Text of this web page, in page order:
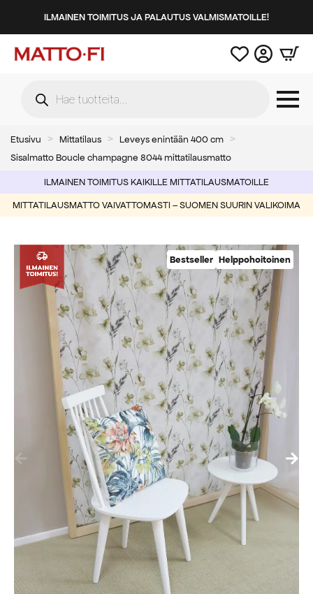
ILMAINEN TOIMITUS JA PALAUTUS VALMISMATOILLE!
search
Etusivu Mittatilaus
Leveys enintään 400 cm
Sisalmatto Boucle champagne 8044 mittatilausmatto
ILMAINEN TOIMITUS KAIKILLE MITTATILAUSMATOILLE
MITTATILAUSMATTO VAIVATTOMASTI – SUOMEN SUURIN VALIKOIMA
Bestseller Helppohoitoinen